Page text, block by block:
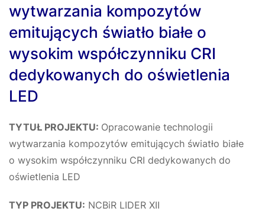
wytwarzania kompozytów
emitujących światło białe o
wysokim współczynniku CRI
dedykowanych do oświetlenia
LED
TYTUŁ PROJEKTU: Opracowanie technologii
wytwarzania kompozytów emitujących światło białe
o wysokim współczynniku CRI dedykowanych do
oświetlenia LED
TYP PROJEKTU: NCBiR LIDER XII